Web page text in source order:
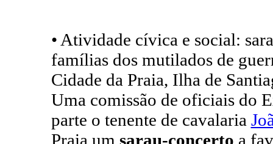
• Atividade cívica e social:
famílias dos mutilados de
Cidade da Praia, Ilha de
Uma comissão de oficiais do
parte o tenente de cavalaria
Praia um sarau-concerto a